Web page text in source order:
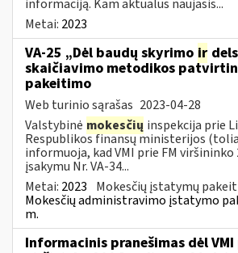
informaciją. Kam aktualus naujasis...
Metai: 2023
VA-25 „Dėl baudų skyrimo ir
skaičiavimo metodikos
pakeitimo
Web turinio sąrašas 2023-04-28
Valstybinė mokesčių inspekcija prie
Respublikos finansų ministerijos
informuoja, kad VMI prie FM viršininko
įsakymu Nr. VA-34...
Metai: 2023 Mokesčių įstatymų
Mokesčių administravimo įstatymo
m.
Informacinis pranešimas dėl VMI